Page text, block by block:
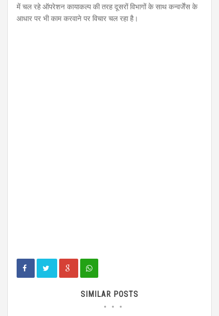
में चल रहे ऑपरेशन कायाकल्प की तरह दूसरों विभागों के साथ कन्वर्जेंस के
आधार पर भी काम करवाने पर विचार चल रहा है।
SIMILAR POSTS